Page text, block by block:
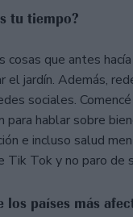
tu tiempo?
cosas que antes
el jardín. Además,
sociales.
para hablar sobre
e incluso salud
Tik Tok y no paro de
los países más